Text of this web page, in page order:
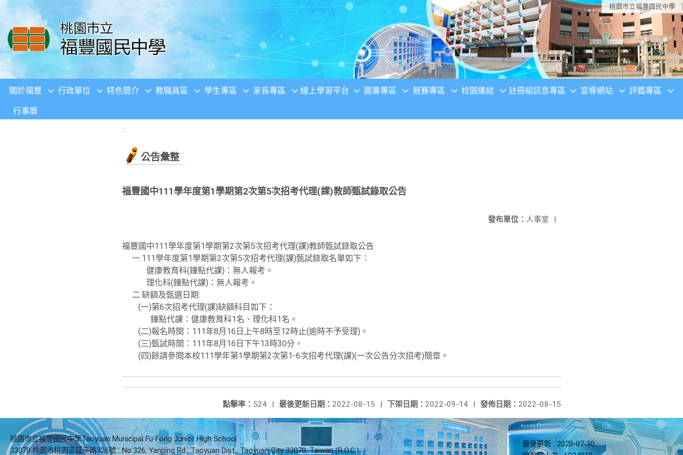
移至網頁之主要內容區位置 桃園市立福豐國民中學
關於福豐 行政單位 特色簡介 教職員區 學生專區 家長專區 線上學習平台 圖書專區 競賽專區 校園連結 註冊組訊息專區 宣導網站 評鑑專區
行事曆
:::
公告彙整
福豐國中111學年度第1學期第2次第5次招考代理(課)教師甄試錄取公告
發布單位： 人事室 |
福豐國中111學年度第1學期第2次第5次招考代理(課)教師甄試錄取公告
一.111學年度第1學期第2次第5次招考代理(課)甄試錄取名單如下：
健康教育科(鐘點代課)：無人報考。
理化科(鐘點代課)：無人報考。
二.缺額及甄選日期:
(一)第6次招考代理(課)缺額科目如下：
鐘點代課：健康教育科1名、理化科1名。
(二)報名時間：111年8月16日上午8時至12時止(逾時不予受理)。
(三)甄試時間：111年8月16日下午13時30分。
(四)餘請參閱本校111學年第1學期第2次第1-6次招考代理(課)(一次公告分次招考)簡章。
發佈日期： 2022-08-15
下架日期： 2022-09-14 |
最後更新日期： 2022-08-15 |
點擊率： 524 |
桃園市立福豐國民中學Taoyuan Municipal Fu-Fong Junior High School
33070 桃園市桃園區延平路326號
No.326, Yanping Rd., Taoyuan Dist., Taoyuan City 33070, Taiwan (R.O.C.)
最後更新
2020-07-30